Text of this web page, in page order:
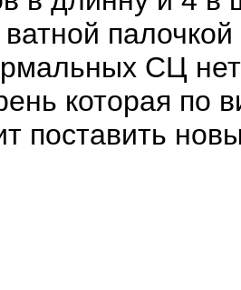
СЦ нет
которая по
поставить